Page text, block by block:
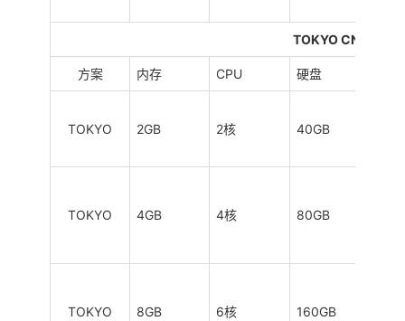
TOKYO CN2 GIA
方案 内存 CPU 硬盘
TOKYO 2GB 2核 40GB
TOKYO 4GB 4核 80GB
TOKYO 8GB 6核 160GB